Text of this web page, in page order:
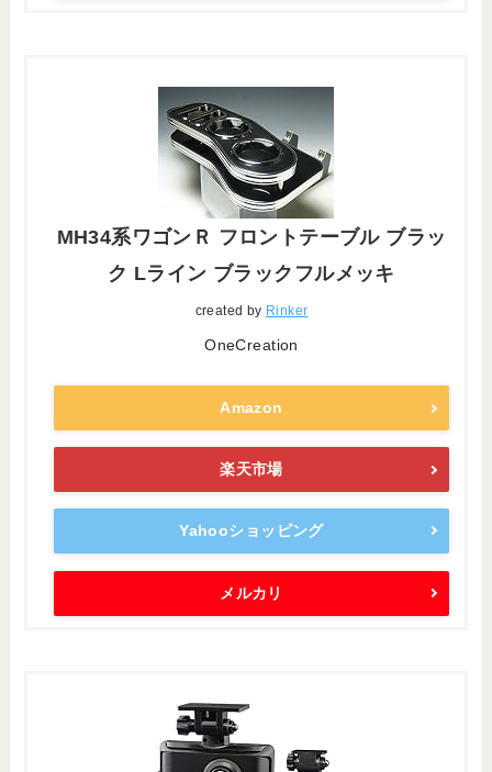
MH34系ワゴンＲ フロントテーブル ブラッ
ク Lライン ブラックフルメッキ
created by Rinker
OneCreation
Amazon
楽天市場
Yahooショッピング
メルカリ